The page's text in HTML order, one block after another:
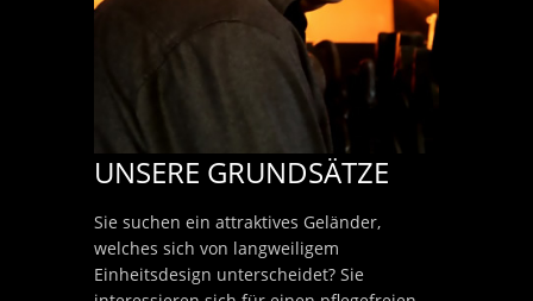
UNSERE GRUNDSÄTZE
Sie suchen ein attraktives Geländer,
welches sich von langweiligem
Einheitsdesign unterscheidet? Sie